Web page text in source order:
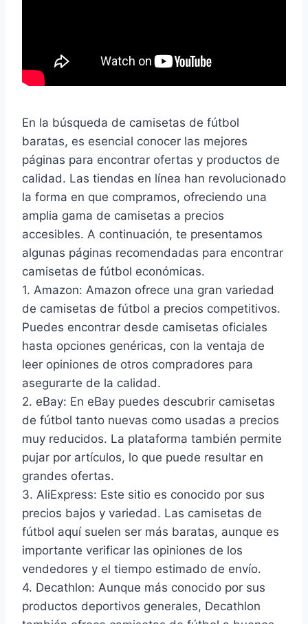
En la búsqueda de camisetas de fútbol
baratas, es esencial conocer las mejores
páginas para encontrar ofertas y productos de
calidad. Las tiendas en línea han revolucionado
la forma en que compramos, ofreciendo una
amplia gama de camisetas a precios
accesibles. A continuación, te presentamos
algunas páginas recomendadas para encontrar
camisetas de fútbol económicas.
1. Amazon: Amazon ofrece una gran variedad
de camisetas de fútbol a precios competitivos.
Puedes encontrar desde camisetas oficiales
hasta opciones genéricas, con la ventaja de
leer opiniones de otros compradores para
asegurarte de la calidad.
2. eBay: En eBay puedes descubrir camisetas
de fútbol tanto nuevas como usadas a precios
muy reducidos. La plataforma también permite
pujar por artículos, lo que puede resultar en
grandes ofertas.
3. AliExpress: Este sitio es conocido por sus
precios bajos y variedad. Las camisetas de
fútbol aquí suelen ser más baratas, aunque es
importante verificar las opiniones de los
vendedores y el tiempo estimado de envío.
4. Decathlon: Aunque más conocido por sus
productos deportivos generales, Decathlon